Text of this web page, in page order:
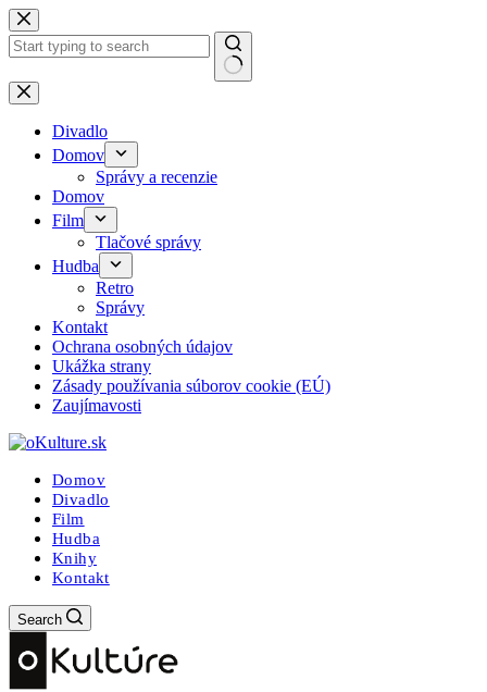
Skip
to
content
No
results
Divadlo
Domov
Správy a recenzie
Domov
Film
Tlačové správy
Hudba
Retro
Správy
Kontakt
Ochrana osobných údajov
Ukážka strany
Zásady používania súborov cookie (EÚ)
Zaujímavosti
Domov
Divadlo
Film
Hudba
Knihy
Kontakt
Search